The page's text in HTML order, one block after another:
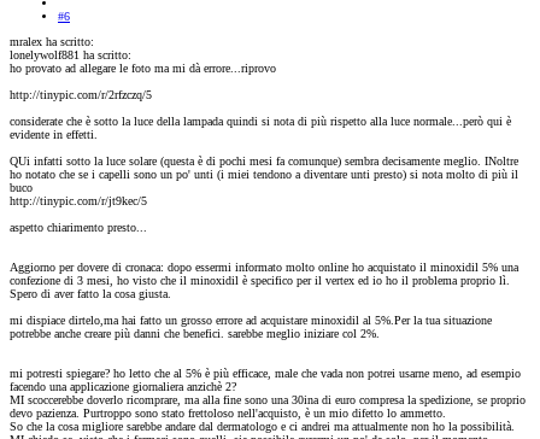
#6
mralex ha scritto:
lonelywolf881 ha scritto:
ho provato ad allegare le foto ma mi dà errore...riprovo
http://tinypic.com/r/2rfzczq/5
considerate che è sotto la luce della lampada quindi si nota di più rispetto alla luce normale...però qui è
evidente in effetti.
QUi infatti sotto la luce solare (questa è di pochi mesi fa comunque) sembra decisamente meglio. INoltre
ho notato che se i capelli sono un po' unti (i miei tendono a diventare unti presto) si nota molto di più il
buco
http://tinypic.com/r/jt9kec/5
aspetto chiarimento presto...
Aggiorno per dovere di cronaca: dopo essermi informato molto online ho acquistato il minoxidil 5% una
confezione di 3 mesi, ho visto che il minoxidil è specifico per il vertex ed io ho il problema proprio lì.
Spero di aver fatto la cosa giusta.
mi dispiace dirtelo,ma hai fatto un grosso errore ad acquistare minoxidil al 5%.Per la tua situazione
potrebbe anche creare più danni che benefici. sarebbe meglio iniziare col 2%.
mi potresti spiegare? ho letto che al 5% è più efficace, male che vada non potrei usarne meno, ad esempio
facendo una applicazione giornaliera anzichè 2?
MI scoccerebbe doverlo ricomprare, ma alla fine sono una 30ina di euro compresa la spedizione, se proprio
devo pazienza. Purtroppo sono stato frettoloso nell'acquisto, è un mio difetto lo ammetto.
So che la cosa migliore sarebbe andare dal dermatologo e ci andrei ma attualmente non ho la possibilità.